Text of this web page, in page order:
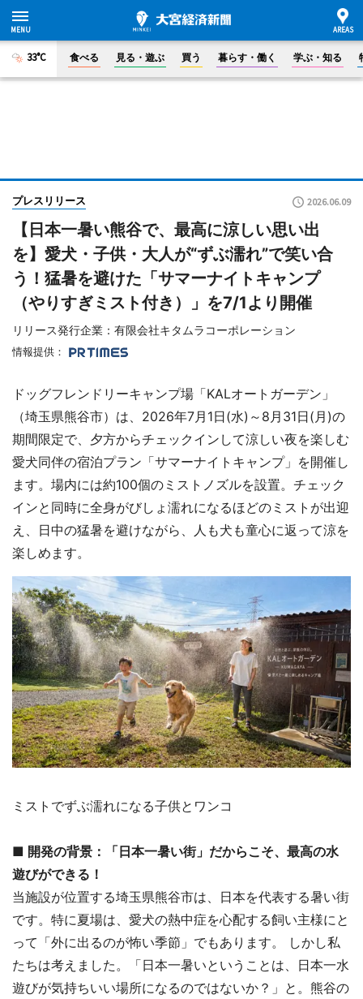
33°C 食べる 見る・遊ぶ 買う 暮らす・働く 学ぶ・知る
プレスリリース 2026.06.09
【日本一暑い熊谷で、最高に涼しい思い出
を】愛犬・子供・大人が“ずぶ濡れ”で笑い合
う！猛暑を避けた「サマーナイトキャンプ
（やりすぎミスト付き）」を7/1より開催
リリース発行企業：有限会社キタムラコーポレーション
情報提供：
ドッグフレンドリーキャンプ場「KALオートガーデン」
（埼玉県熊谷市）は、2026年7月1日(水)～8月31日(月)の
期間限定で、夕方からチェックインして涼しい夜を楽しむ
愛犬同伴の宿泊プラン「サマーナイトキャンプ」を開催し
ます。場内には約100個のミストノズルを設置。チェック
インと同時に全身がびしょ濡れになるほどのミストが出迎
え、日中の猛暑を避けながら、人も犬も童心に返って涼を
楽しめます。
ミストでずぶ濡れになる子供とワンコ
■ 開発の背景：「日本一暑い街」だからこそ、最高の水
遊びができる！
当施設が位置する埼玉県熊谷市は、日本を代表する暑い街
です。特に夏場は、愛犬の熱中症を心配する飼い主様にと
って「外に出るのが怖い季節」でもあります。 しかし私
たちは考えました。「日本一暑いということは、日本一水
遊びが気持ちいい場所になるのではないか？」と。熊谷の